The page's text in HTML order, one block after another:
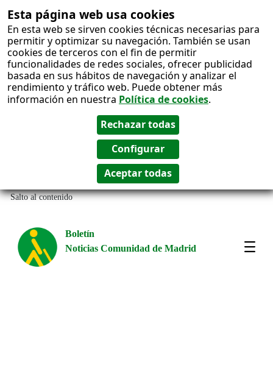
Esta página web usa cookies
En esta web se sirven cookies técnicas necesarias para
permitir y optimizar su navegación. También se usan
cookies de terceros con el fin de permitir
funcionalidades de redes sociales, ofrecer publicidad
basada en sus hábitos de navegación y analizar el
rendimiento y tráfico web. Puede obtener más
información en nuestra Política de cookies.
Salto al contenido
Boletín
Noticias Comunidad de Madrid